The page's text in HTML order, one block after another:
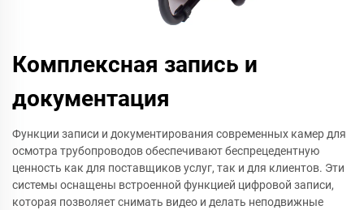
Комплексная запись и
документация
Функции записи и документирования современных камер для
осмотра трубопроводов обеспечивают беспрецедентную
ценность как для поставщиков услуг, так и для клиентов. Эти
системы оснащены встроенной функцией цифровой записи,
которая позволяет снимать видео и делать неподвижные